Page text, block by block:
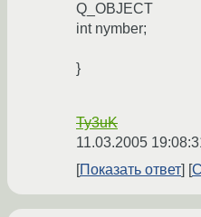
Q_OBJECT
int nymber;
}
Ty3uK
11.03.2005
Показать ответ